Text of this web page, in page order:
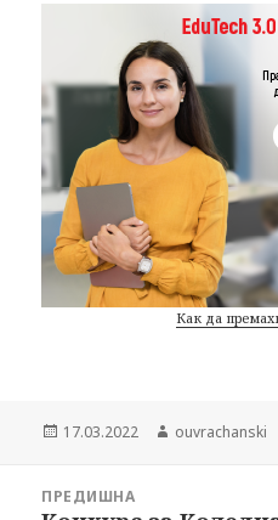
Как да
Публикувано
17.03.2022 Автор
ouvrachanski
ПРЕДИШНА